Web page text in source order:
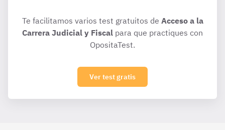
Te facilitamos varios test gratuitos de Acceso a la
Carrera Judicial y Fiscal para que practiques con
OpositaTest.
Ver test gratis